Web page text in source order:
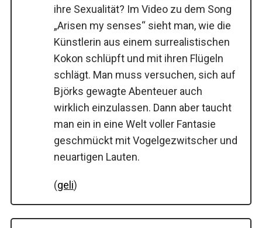
ihre Sexualität? Im Video zu dem Song
„Arisen my senses“ sieht man, wie die
Künstlerin aus einem surrealistischen
Kokon schlüpft und mit ihren Flügeln
schlägt. Man muss versuchen, sich auf
Björks gewagte Abenteuer auch
wirklich einzulassen. Dann aber taucht
man ein in eine Welt voller Fantasie
geschmückt mit Vogelgezwitscher und
neuartigen Lauten.
(geli)